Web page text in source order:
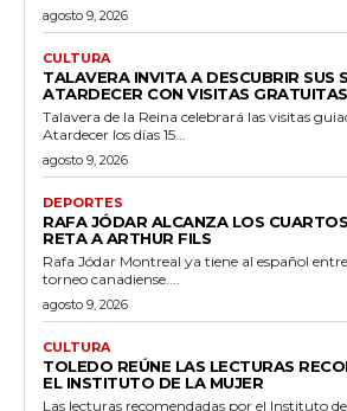
agosto 9, 2026
CULTURA
TALAVERA INVITA A DESCUBRIR SUS
ATARDECER CON VISITAS GRATUITAS
Talavera de la Reina celebrará las visitas
Atardecer los días 15...
agosto 9, 2026
DEPORTES
RAFA JÓDAR ALCANZA LOS
RETA A ARTHUR FILS
Rafa Jódar Montreal ya tiene al español
torneo canadiense....
agosto 9, 2026
CULTURA
TOLEDO REÚNE LAS LECTURAS
EL INSTITUTO DE LA MUJER
Las lecturas recomendadas por el Instituto